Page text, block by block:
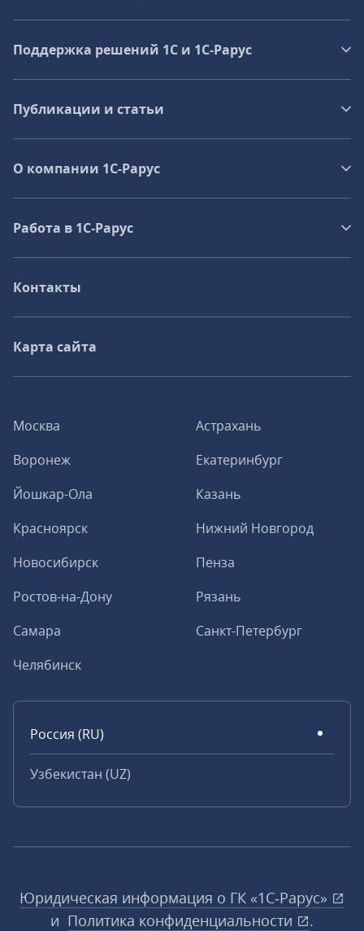
Москва
Астрахань
Воронеж
Екатеринбург
Йошкар-Ола
Казань
Красноярск
Нижний Новгород
Новосибирск
Пенза
Ростов-на-Дону
Рязань
Самара
Санкт-Петербург
Челябинск
Россия (RU)
Узбекистан (UZ)
Поддержка решений 1С и 1С‑Рарус
Публикации и статьи
О компании 1C-Рарус
Работа в 1С‑Рарус
Контакты
Карта сайта
Юридическая информация о ГК «1С‑Рарус»
и Политика конфиденциальности
.